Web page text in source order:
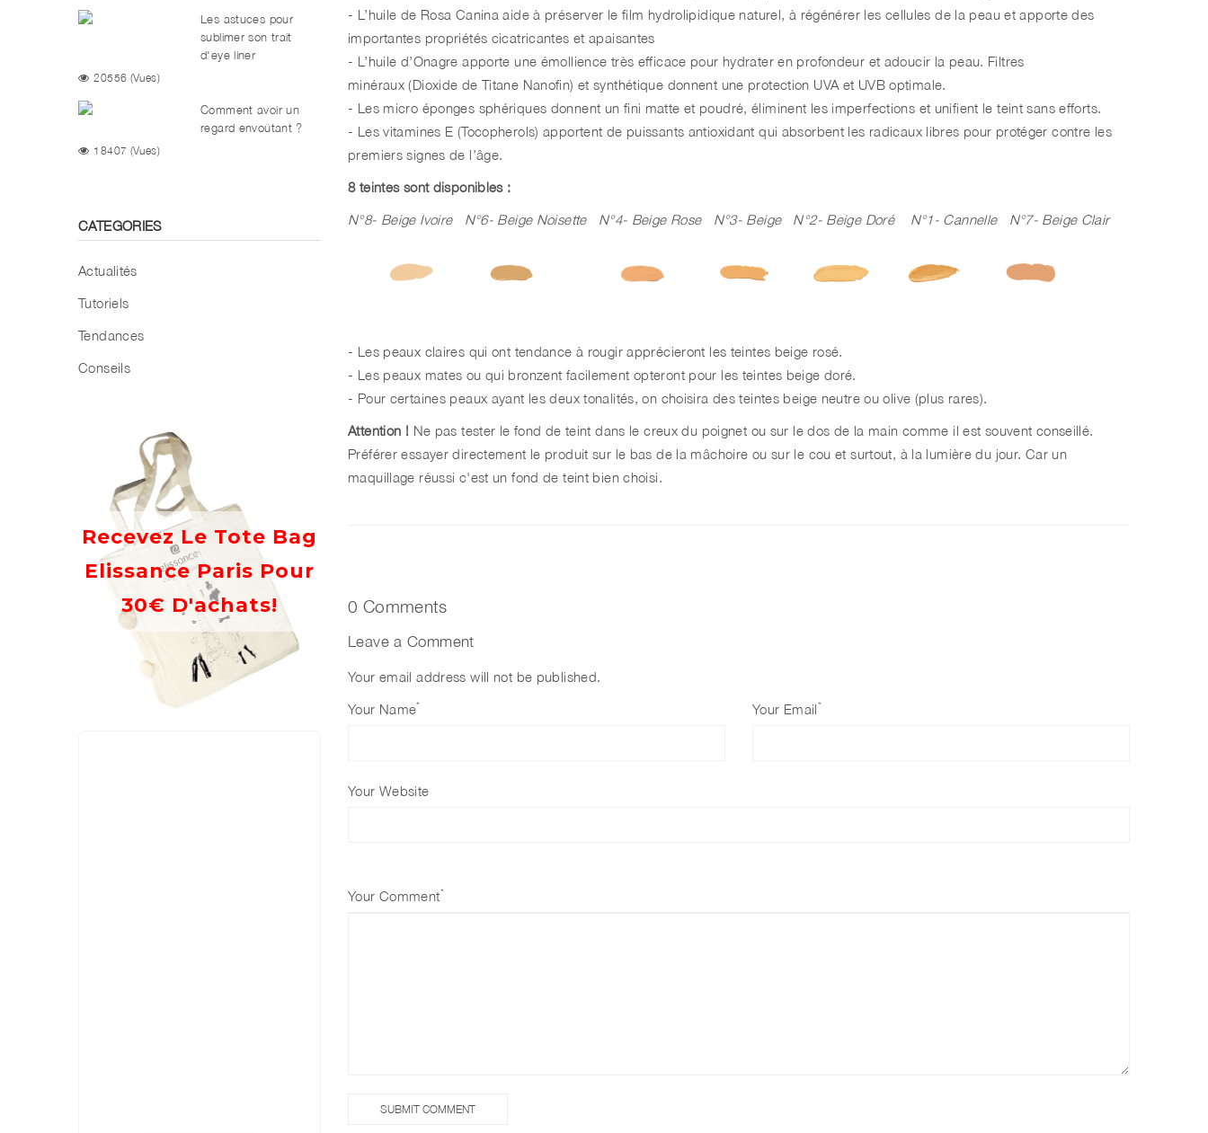
Les astuces pour
sublimer son trait
d'eye liner
20556 (Vues)
Comment avoir un
regard envoûtant ?
18407 (Vues)
CATEGORIES
Actualités
Tutoriels
Tendances
Conseils
Recevez Le Tote Bag
Elissance Paris Pour
30€ D'achats!
- L’huile de Rosa Canina aide à préserver le film hydrolipidique naturel, à régénérer les cellules de la peau et apporte des
importantes propriétés cicatricantes et apaisantes
- L’huile d’Onagre apporte une émollience très efficace pour hydrater en profondeur et adoucir la peau. Filtres
minéraux (Dioxide de Titane Nanofin) et synthétique donnent une protection UVA et UVB optimale.
- Les micro éponges sphériques donnent un fini matte et poudré, éliminent les imperfections et unifient le teint sans efforts.
- Les vitamines E (Tocopherols) apportent de puissants antioxidant qui absorbent les radicaux libres pour protéger contre les
premiers signes de l’âge.
8 teintes sont disponibles :
N°8- Beige Ivoire N°6- Beige Noisette N°4- Beige Rose N°3- Beige N°2- Beige Doré N°1- Cannelle N°7- Beige Clair
- Les peaux claires qui ont tendance à rougir apprécieront les teintes beige rosé.
- Les peaux mates ou qui bronzent facilement opteront pour les teintes beige doré.
- Pour certaines peaux ayant les deux tonalités, on choisira des teintes beige neutre ou olive (plus rares).
Attention ! Ne pas tester le fond de teint dans le creux du poignet ou sur le dos de la main comme il est souvent conseillé.
Préférer essayer directement le produit sur le bas de la mâchoire ou sur le cou et surtout, à la lumière du jour. Car un
maquillage réussi c'est un fond de teint bien choisi.
0 Comments
Leave a Comment
Your email address will not be published.
Your Name* Your Email*
Your Website
Your Comment*
SUBMIT COMMENT